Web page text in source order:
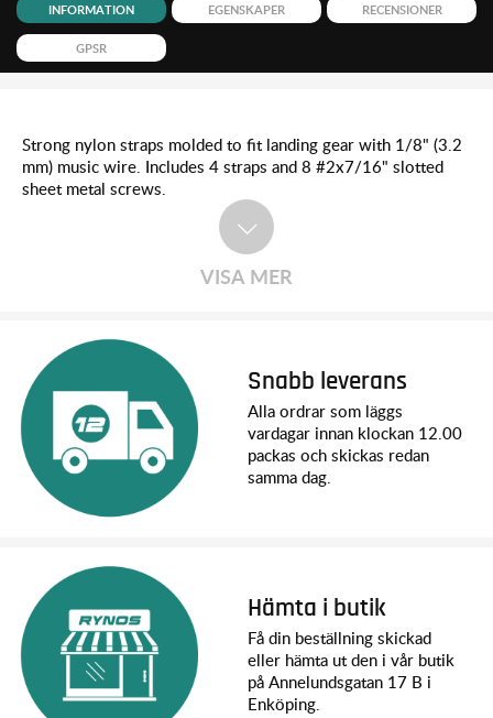
INFORMATION EGENSKAPER RECENSIONER
GPSR
Strong nylon straps molded to fit landing gear with 1/8" (3.2
mm) music wire. Includes 4 straps and 8 #2x7/16" slotted
sheet metal screws.
VISA MER
Snabb leverans
Alla ordrar som läggs
vardagar innan klockan 12.00
packas och skickas redan
samma dag.
Hämta i butik
Få din beställning skickad
eller hämta ut den i vår butik
på Annelundsgatan 17 B i
Enköping.